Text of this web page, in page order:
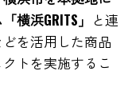
横浜GRITS」 と連
を活用した商品
トを実施するこ